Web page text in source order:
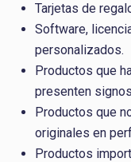
Tarjetas de
Software,
personalizados.
Productos que
presenten
Productos que
originales en
Productos